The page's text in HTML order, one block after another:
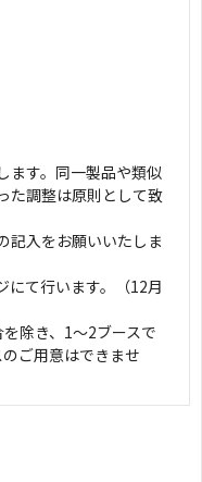
ます。同一製品や類似
た調整は原則として致
記入をお願いいたしま
にて行います。（12月
除き、1～2ブースで
ご用意はできませ